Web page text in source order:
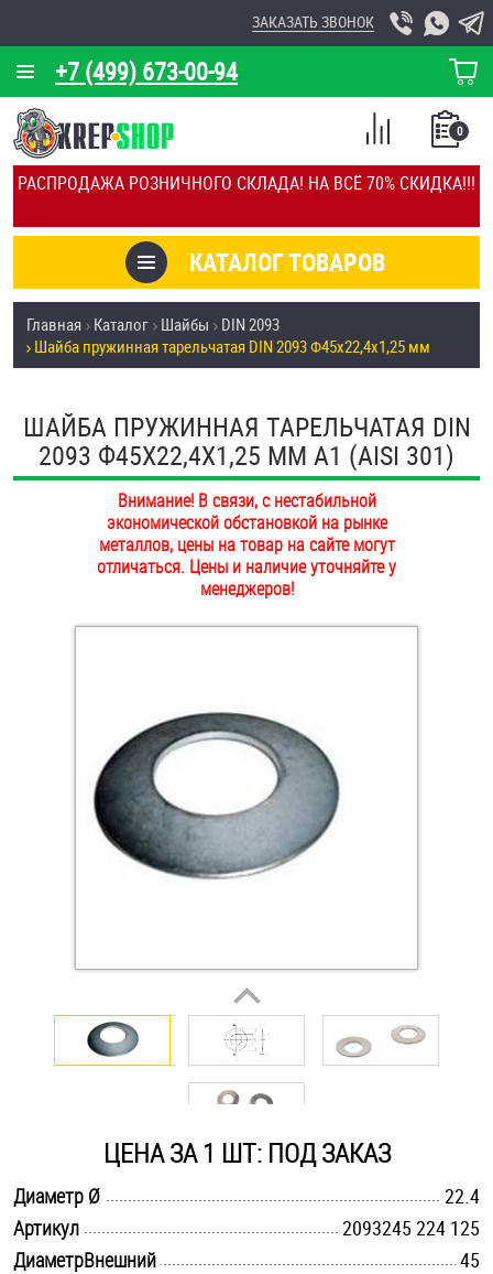
РАСПРОДАЖА РОЗНИЧНОГО СКЛАДА! НА ВСЁ 70% СКИДКА!!!
+7 (499) 673-00-94
ЗАКАЗАТЬ ЗВОНОК
КОРЗИНА
О КОМПАНИИ
КАЛЬКУЛЯТОР
ОТЗЫВЫ
УСЛУГИ
СКИДКИ
ОПТ
ПОКУПАТЕЛЯМ
ОПЛАТА И ДОСТАВКА
НАШИ МАГАЗИНЫ
КАТАЛОГ ТОВАРОВ
0
СПИСОК
СРАВНЕНИЕ
Товары со скидкой
Анкеры
Антивандальный крепёж, инструмент
Болты и винты
Втулки
Заклепки (Гайки-Заклепки)
Инструмент
Крюки, кольца с шурупной резьбой
Оснастка и аксессуары для яхт
Саморезы и шурупы
Стопорные кольца
Главная Каталог Шайбы
DIN 2093
Шайба пружинная тарельчатая DIN 2093 Ф45х22,4х1,25 мм
ШАЙБА ПРУЖИННАЯ ТАРЕЛЬЧАТАЯ DIN
2093 Ф45Х22,4Х1,25 ММ А1 (AISI 301)
Внимание! В связи, с нестабильной
экономической обстановкой на рынке
металлов, цены на товар на сайте могут
отличаться. Цены и наличие уточняйте у
менеджеров!
ЦЕНА ЗА 1 ШТ: ПОД ЗАКАЗ
Диаметр Ø
22.4
Артикул
2093245 224 125
ДиаметрВнешний
45